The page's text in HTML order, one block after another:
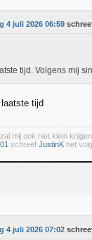
4 juli 2026 06:59
tijd. Volgens mij
tijd
mij ook niet klein
schreef JustinK het
4 juli 2026 07:02